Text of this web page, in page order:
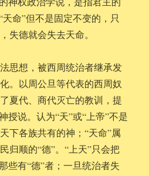
命”但不是固定不变的，只
失德就会失去天命。
思想，被西周统治者继承发
。以周公旦等代表的西周奴
夏代、商代灭亡的教训，提
授说。认为“天”或“上帝”不是
下各族共有的神；“天命”属
归顺的“德”。“上天”只会把
些有“德”者；一旦统治者失